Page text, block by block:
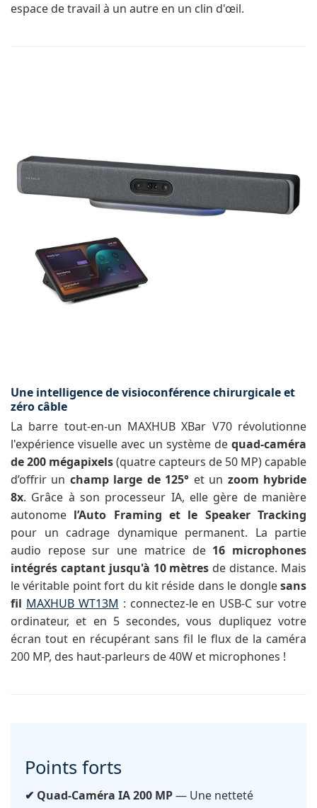
espace de travail à un autre en un clin d'œil.
Une intelligence de visioconférence chirurgicale et
zéro câble
La barre tout-en-un MAXHUB XBar V70 révolutionne
l'expérience visuelle avec un système de quad-caméra
de 200 mégapixels(quatre capteurs de 50 MP) capable
d’offrir un champ large de 125° et un zoom hybride
8x. Grâce à son processeur IA, elle gère de manière
autonome l’Auto Framing et le Speaker Tracking
pour un cadrage dynamique permanent. La partie
audio repose sur une matrice de 16 microphones
intégrés captant jusqu'à 10 mètres de distance. Mais
le véritable point fort du kit réside dans le donglesans
fil MAXHUB WT13M : connectez-le en USB-C sur votre
ordinateur, et en 5 secondes, vous dupliquez votre
écran tout en récupérant sans fil le flux de la caméra
200 MP, des haut-parleurs de 40W et microphones !
Points forts
Quad-Caméra IA 200 MP— Une netteté